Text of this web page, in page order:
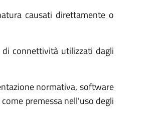
causati direttamente o
connettività utilizzati dagli
normativa, software
premessa nell'uso degli